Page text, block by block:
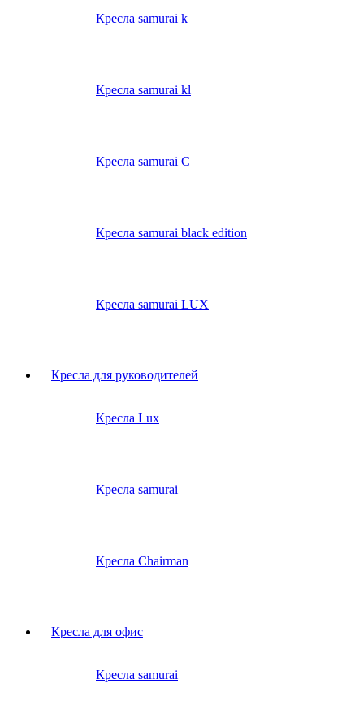
Кресла samurai k
Кресла samurai kl
Кресла samurai C
Кресла samurai black edition
Кресла samurai LUX
Кресла для руководителей
Кресла Lux
Кресла samurai
Кресла Chairman
Кресла для офис
Кресла samurai